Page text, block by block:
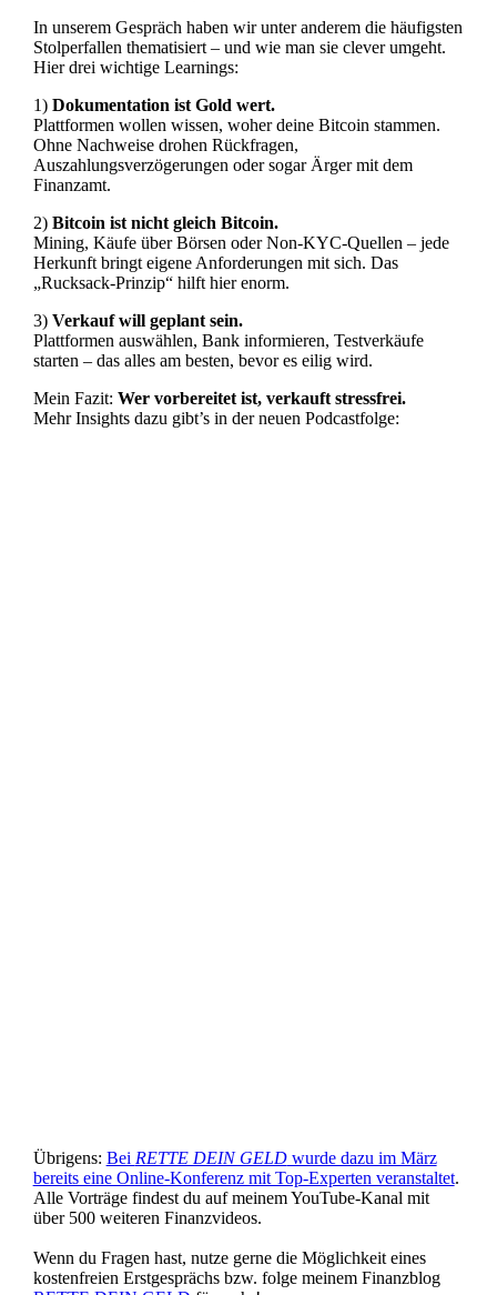
In unserem Gespräch haben wir unter anderem die häufigsten
Stolperfallen thematisiert – und wie man sie clever umgeht.
Hier drei wichtige Learnings:
1) Dokumentation ist Gold wert.
Plattformen wollen wissen, woher deine Bitcoin stammen.
Ohne Nachweise drohen Rückfragen,
Auszahlungsverzögerungen oder sogar Ärger mit dem
Finanzamt.
2) Bitcoin ist nicht gleich Bitcoin.
Mining, Käufe über Börsen oder Non-KYC-Quellen – jede
Herkunft bringt eigene Anforderungen mit sich. Das
„Rucksack-Prinzip“ hilft hier enorm.
3) Verkauf will geplant sein.
Plattformen auswählen, Bank informieren, Testverkäufe
starten – das alles am besten, bevor es eilig wird.
Mein Fazit: Wer vorbereitet ist, verkauft stressfrei.
Mehr Insights dazu gibt’s in der neuen Podcastfolge:
Übrigens: Bei RETTE DEIN GELDwurde dazu im März
bereits eine Online-Konferenz mit Top-Experten veranstaltet.
Alle Vorträge findest du auf meinem YouTube-Kanal mit
über 500 weiteren Finanzvideos.
Wenn du Fragen hast, nutze gerne die Möglichkeit eines
kostenfreien Erstgesprächs bzw. folge meinem Finanzblog